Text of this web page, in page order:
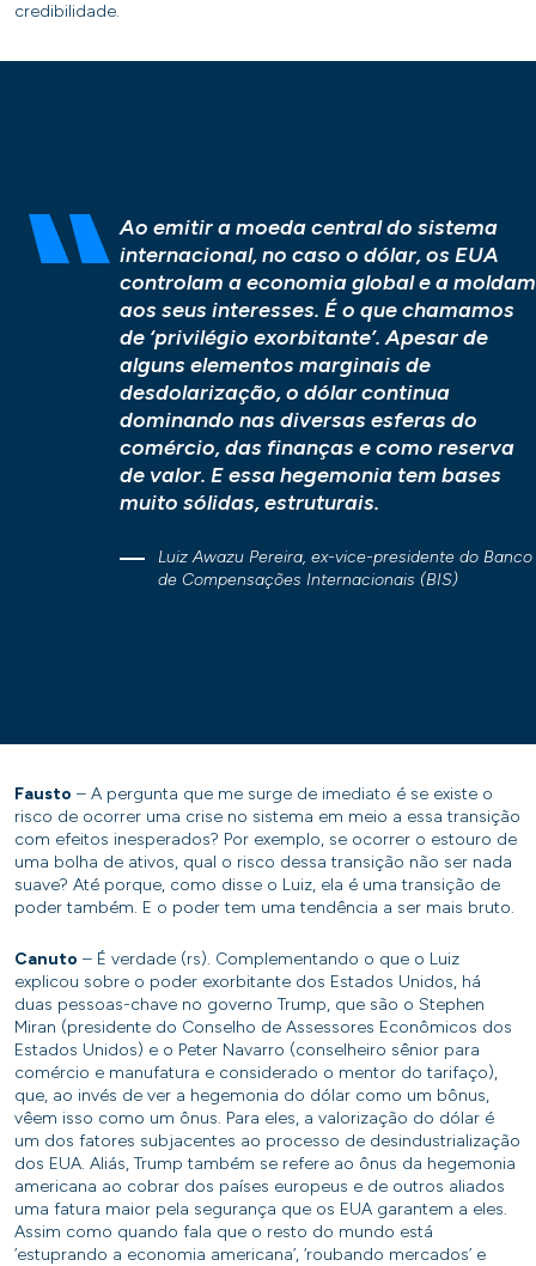
credibilidade.
Ao emitir a moeda central do sistema
internacional, no caso o dólar, os EUA
controlam a economia global e a moldam
aos seus interesses. É o que chamamos
de ‘privilégio exorbitante’. Apesar de
alguns elementos marginais de
desdolarização, o dólar continua
dominando nas diversas esferas do
comércio, das finanças e como reserva
de valor. E essa hegemonia tem bases
muito sólidas, estruturais.
Luiz Awazu Pereira, ex-vice-presidente do Banco
de Compensações Internacionais (BIS)
Fausto – A pergunta que me surge de imediato é se existe o
risco de ocorrer uma crise no sistema em meio a essa transição
com efeitos inesperados? Por exemplo, se ocorrer o estouro de
uma bolha de ativos, qual o risco dessa transição não ser nada
suave? Até porque, como disse o Luiz, ela é uma transição de
poder também. E o poder tem uma tendência a ser mais bruto.
Canuto – É verdade (rs). Complementando o que o Luiz
explicou sobre o poder exorbitante dos Estados Unidos, há
duas pessoas-chave no governo Trump, que são o Stephen
Miran (presidente do Conselho de Assessores Econômicos dos
Estados Unidos) e o Peter Navarro (conselheiro sênior para
comércio e manufatura e considerado o mentor do tarifaço),
que, ao invés de ver a hegemonia do dólar como um bônus,
vêem isso como um ônus. Para eles, a valorização do dólar é
um dos fatores subjacentes ao processo de desindustrialização
dos EUA. Aliás, Trump também se refere ao ônus da hegemonia
americana ao cobrar dos países europeus e de outros aliados
uma fatura maior pela segurança que os EUA garantem a eles.
Assim como quando fala que o resto do mundo está
‘estuprando a economia americana’, ‘roubando mercados’ e